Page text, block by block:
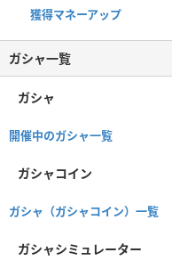
獲得マネーアップ
ガシャ一覧
ガシャ
開催中のガシャ一覧
ガシャコイン
ガシャ（ガシャコイン）一覧
ガシャシミュレーター